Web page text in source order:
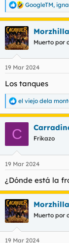
R
e
a
c
c
i
e
:
GoogleTM,
Morzhilla
Muerto por
19 Mar 2024
Los tanques
R
e
a
e
:
el viejo dela
C Frikazo
19 Mar 2024
¿Dónde está la
Morzhilla
Muerto por
19 Mar 2024